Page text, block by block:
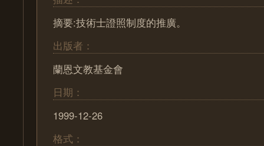
摘要:技術士證照制度的推廣。
出版者：
蘭恩文教基金會
日期：
1999-12-26
格式：